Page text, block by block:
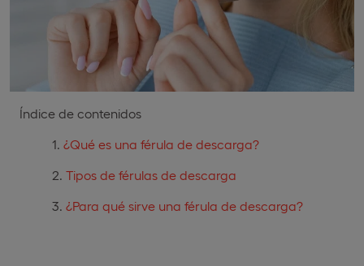
Índice de contenidos
¿Qué es una férula de descarga?
Tipos de férulas de descarga
¿Para qué sirve una férula de descarga?